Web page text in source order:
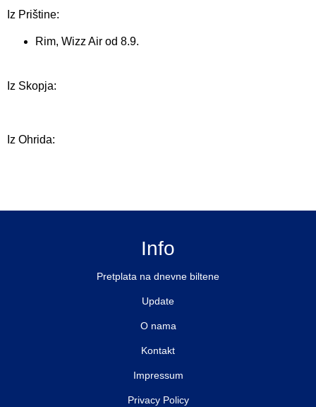
Iz Prištine:
Rim, Wizz Air od 8.9.
Iz Skopja:
Iz Ohrida:
Info
Pretplata na dnevne biltene
Update
O nama
Kontakt
Impressum
Privacy Policy